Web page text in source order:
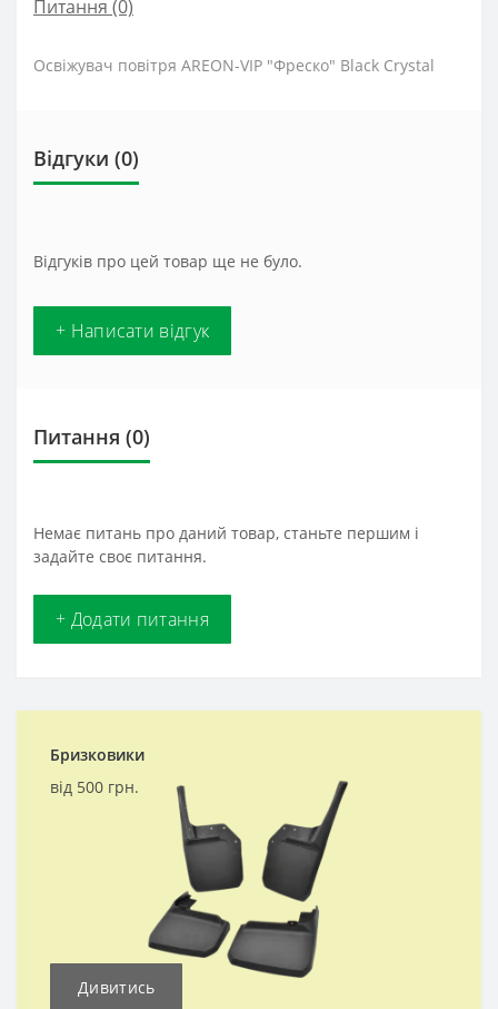
Питання (0)
Освіжувач повітря AREON-VIP "Фреско" Black Crystal
Відгуки (0)
Відгуків про цей товар ще не було.
+ Написати відгук
Питання (0)
Немає питань про даний товар, станьте першим і
задайте своє питання.
+ Додати питання
Бризковики
від 500 грн.
Дивитись